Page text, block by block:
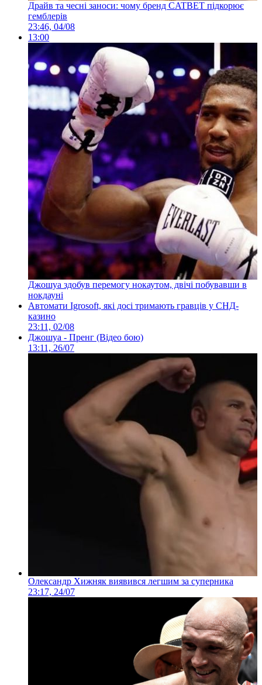
Драйв та чесні заноси: чому бренд CATBET підкорює
гемблерів
23:46, 04/08
13:00
Джошуа здобув перемогу нокаутом, двічі побувавши в
нокдауні
Автомати Igrosoft, які досі тримають гравців у СНД-
казино
23:11, 02/08
Джошуа - Пренг (Відео бою)
13:11, 26/07
Олександр Хижняк виявився легшим за суперника
23:17, 24/07